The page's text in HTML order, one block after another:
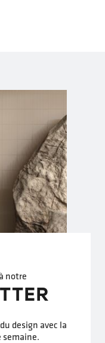
notre
design avec la
semaine.